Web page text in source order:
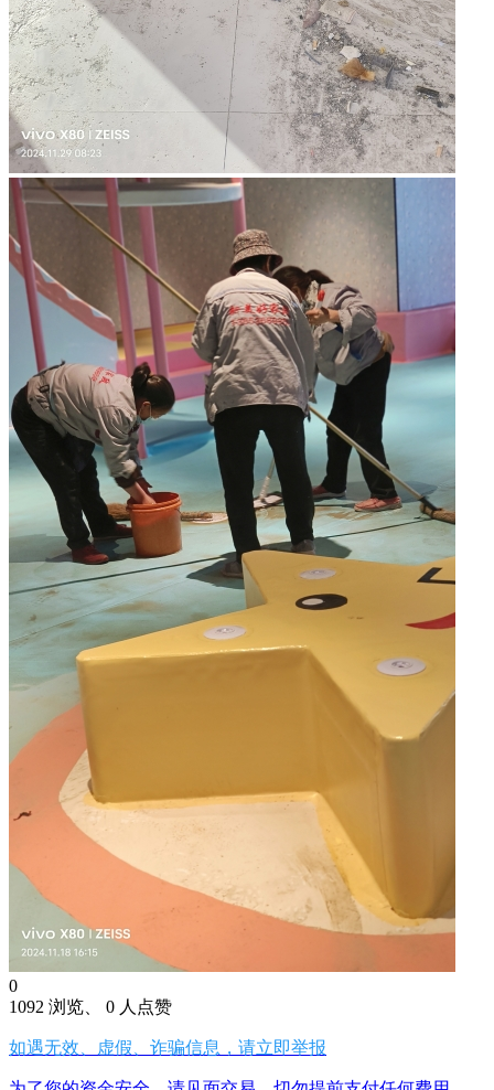
0
1092 浏览、 0 人点赞
如遇无效、虚假、诈骗信息，请立即举报